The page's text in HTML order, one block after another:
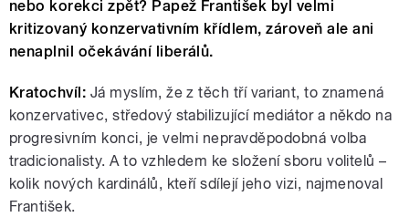
nebo korekci zpět? Papež František byl velmi
kritizovaný konzervativním křídlem, zároveň ale ani
nenaplnil očekávání liberálů.
Kratochvíl: Já myslím, že z těch tří variant, to znamená
konzervativec, středový stabilizující mediátor a někdo na
progresivním konci, je velmi nepravděpodobná volba
tradicionalisty. A to vzhledem ke složení sboru volitelů –
kolik nových kardinálů, kteří sdílejí jeho vizi, najmenoval
František.